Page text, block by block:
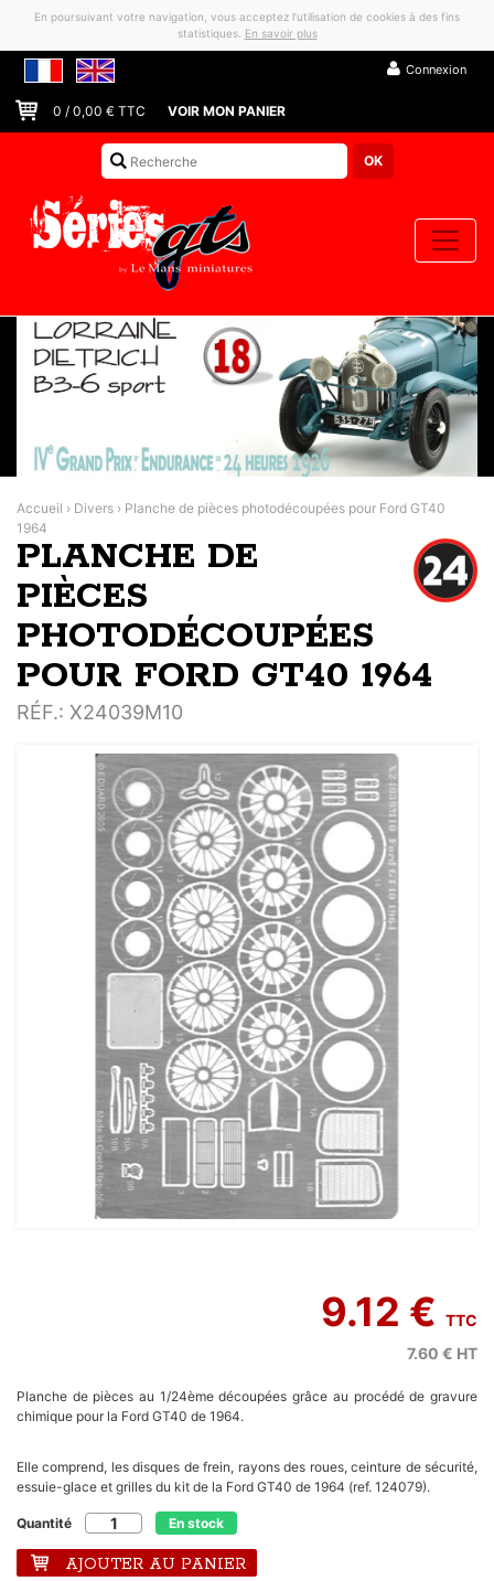
En poursuivant votre navigation, vous acceptez l’utilisation de cookies à des fins
statistiques. En savoir plus
Connexion
0 / 0,00 € TTC VOIR MON PANIER
Accueil › Divers › Planche de pièces photodécoupées pour Ford GT40
1964
PLANCHE DE
PIÈCES
PHOTODÉCOUPÉES
POUR FORD GT40 1964
RÉF.: X24039M10
9.12 € TTC
7.60 € HT
Planche de pièces au 1/24ème découpées grâce au procédé de gravure
chimique pour la Ford GT40 de 1964.
Elle comprend, les disques de frein, rayons des roues, ceinture de sécurité,
essuie-glace et grilles du kit de la Ford GT40 de 1964 (ref. 124079).
Quantité En stock
AJOUTER AU PANIER